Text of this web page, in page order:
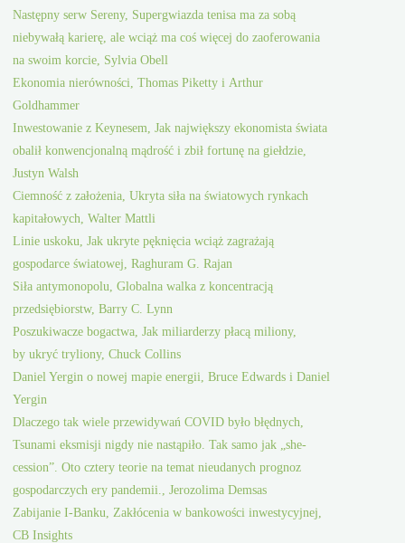
Następny serw Sereny, Supergwiazda tenisa ma za sobą
niebywałą karierę, ale wciąż ma coś więcej do zaoferowania
na swoim korcie, Sylvia Obell
Ekonomia nierówności, Thomas Piketty i Arthur
Goldhammer
Inwestowanie z Keynesem, Jak największy ekonomista świata
obalił konwencjonalną mądrość i zbił fortunę na giełdzie,
Justyn Walsh
Ciemność z założenia, Ukryta siła na światowych rynkach
kapitałowych, Walter Mattli
Linie uskoku, Jak ukryte pęknięcia wciąż zagrażają
gospodarce światowej, Raghuram G. Rajan
Siła antymonopolu, Globalna walka z koncentracją
przedsiębiorstw, Barry C. Lynn
Poszukiwacze bogactwa, Jak miliarderzy płacą miliony,
by ukryć tryliony, Chuck Collins
Daniel Yergin o nowej mapie energii, Bruce Edwards i Daniel
Yergin
Dlaczego tak wiele przewidywań COVID było błędnych,
Tsunami eksmisji nigdy nie nastąpiło. Tak samo jak „she-
cession”. Oto cztery teorie na temat nieudanych prognoz
gospodarczych ery pandemii., Jerozolima Demsas
Zabijanie I-Banku, Zakłócenia w bankowości inwestycyjnej,
CB Insights